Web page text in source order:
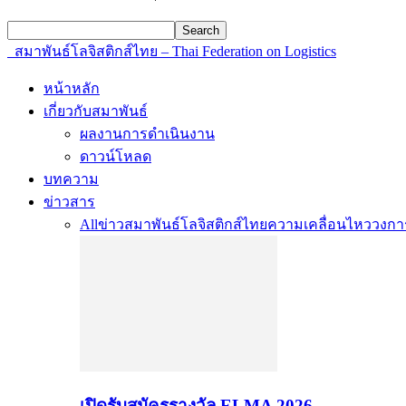
สมาพันธ์โลจิสติกส์ไทย – Thai Federation on Logistics
หน้าหลัก
เกี่ยวกับสมาพันธ์
ผลงานการดำเนินงาน
ดาวน์โหลด
บทความ
ข่าวสาร
Allข่าวสมาพันธ์โลจิสติกส์ไทยความเคลื่อนไหววงก